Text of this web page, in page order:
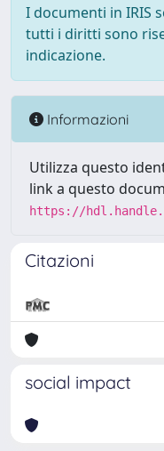
I documenti in IRIS
tutti i diritti sono
indicazione.
Informazioni
Utilizza questo
link a questo
https://
Citazioni
social impact